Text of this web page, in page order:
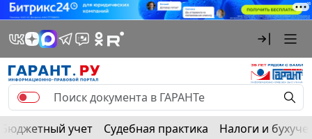
Бюджетный учет Судебная практика Налоги и